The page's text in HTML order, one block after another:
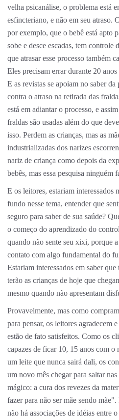
velha psicanálise, o problema está
esfincteriano, e não em seu atraso.
por exemplo, que o bebê está apto
sobe e desce escadas, tem controle
que atrasar esse processo também
Eles precisam errar durante 20
E as revistas se apoiam no saber
contra o atraso na retirada das
está em adiantar o processo, e
fraldas são usadas além do que
isso. Perdem as crianças, mas as
industrializadas dos narizes
nariz de criança como depois da
bebês, mas essa pesquisa ninguém
E os leitores, estariam interessados
fundo nesse tema, entender que
seguro para saber de sua saúde?
o começo do aprendizado do
quando não sente seu xixi, porque
contato com algo fundamental do
Estariam interessados em saber
terão as crianças de hoje que
mesmo quando não apresentam
Provavelmente, mas como
para pensar, os leitores agradecem
estão de fato satisfeitos. Como os
capazes de ficar 10, 15 anos com o
um leite que nunca sairá dali, os
um novo mês chegar para saltar
mágico: a cura dos revezes da
fazer para não ser mãe sendo
não há associações de idéias entre